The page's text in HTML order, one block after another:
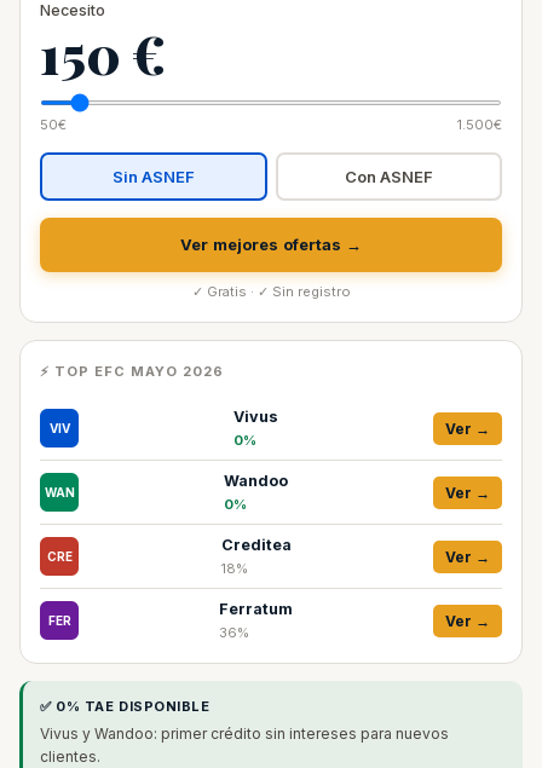
Necesito
150 €
50€ 1.500€
Sin ASNEF Con ASNEF
Ver mejores ofertas →
✓ Gratis · ✓ Sin registro
⚡ TOP EFC MAYO 2026
VIV
Vivus
0%
Ver →
WAN
Wandoo
0%
Ver →
CRE
Creditea
18%
Ver →
FER
Ferratum
36%
Ver →
✅ 0% TAE DISPONIBLE
Vivus y Wandoo: primer crédito sin intereses para nuevos
clientes.